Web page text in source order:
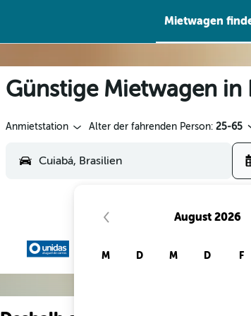
Mietwagen
Günstige Mietwagen in
Anmietstation Alter der fahrenden Person: 25-65
August 2026
M D M D F